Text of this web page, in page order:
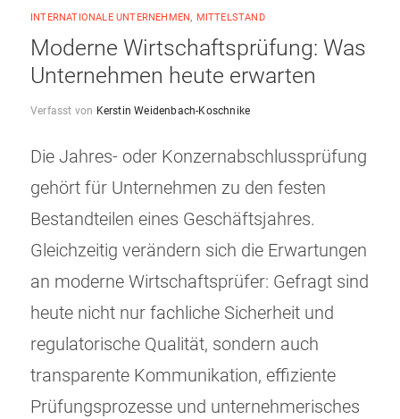
INTERNATIONALE UNTERNEHMEN, MITTELSTAND
Moderne Wirtschaftsprüfung: Was
Unternehmen heute erwarten
Verfasst von Kerstin Weidenbach-Koschnike
Die Jahres- oder Konzernabschlussprüfung
gehört für Unternehmen zu den festen
Bestandteilen eines Geschäftsjahres.
Gleichzeitig verändern sich die Erwartungen
an moderne Wirtschaftsprüfer: Gefragt sind
heute nicht nur fachliche Sicherheit und
regulatorische Qualität, sondern auch
transparente Kommunikation, effiziente
Prüfungsprozesse und unternehmerisches